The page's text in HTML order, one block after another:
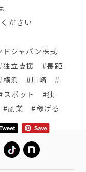
ださい
ジャパン株式
立支援 #長距
横浜 #川崎 #
ポット #独
副業 #稼げる